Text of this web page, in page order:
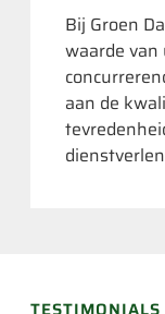
Bij Groen
waarde
aan de